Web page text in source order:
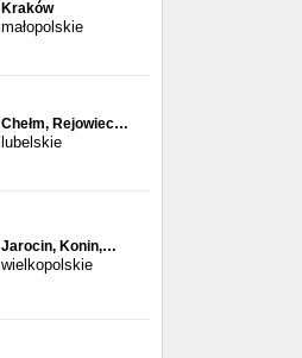
Kraków
małopolskie
Chełm, Rejowiec…
lubelskie
Jarocin, Konin,…
wielkopolskie